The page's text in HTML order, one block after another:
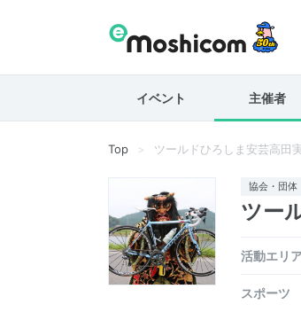
イベント 主催者
Top ツールドひろしま安芸高田
協会・団体
ツー
活動エリ
スポーツ